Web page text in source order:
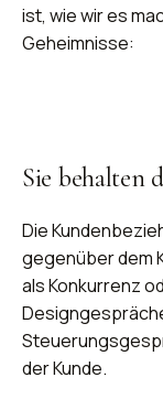
ist, wie wir es
Geheimnisse:
Sie behalten
Die
gegenüber dem
als Konkurrenz
der Kunde.